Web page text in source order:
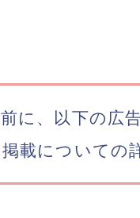
に、以下の広
載についての